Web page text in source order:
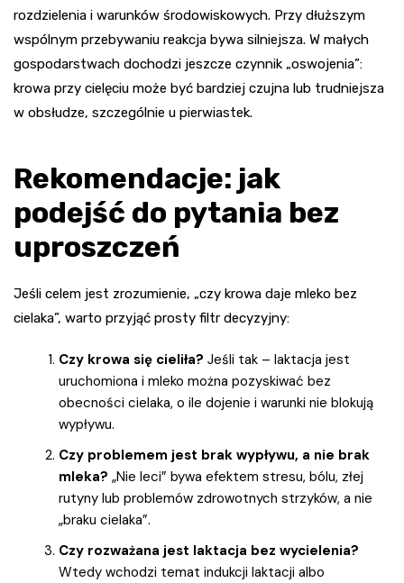
rozdzielenia i warunków środowiskowych. Przy dłuższym
wspólnym przebywaniu reakcja bywa silniejsza. W małych
gospodarstwach dochodzi jeszcze czynnik „oswojenia”:
krowa przy cielęciu może być bardziej czujna lub trudniejsza
w obsłudze, szczególnie u pierwiastek.
Rekomendacje: jak
podejść do pytania bez
uproszczeń
Jeśli celem jest zrozumienie, „czy krowa daje mleko bez
cielaka”, warto przyjąć prosty filtr decyzyjny:
Czy krowa się cieliła? Jeśli tak – laktacja jest
uruchomiona i mleko można pozyskiwać bez
obecności cielaka, o ile dojenie i warunki nie blokują
wypływu.
Czy problemem jest brak wypływu, a nie brak
mleka? „Nie leci” bywa efektem stresu, bólu, złej
rutyny lub problemów zdrowotnych strzyków, a nie
„braku cielaka”.
Czy rozważana jest laktacja bez wycielenia?
Wtedy wchodzi temat indukcji laktacji albo